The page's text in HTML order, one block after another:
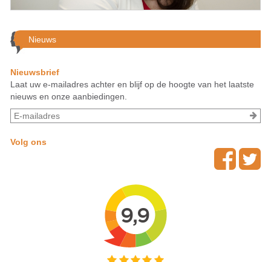
Nieuws
Nieuwsbrief
Laat uw e-mailadres achter en blijf op de hoogte van het laatste
nieuws en onze aanbiedingen.
Volg ons